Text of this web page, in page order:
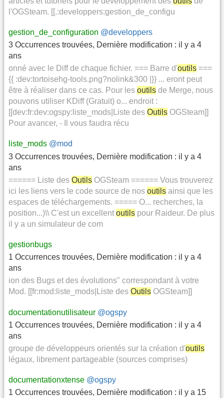
l'OGSteam. [[.:developpers:gestion_de_configu
gestion_de_configuration @developpers
3 Occurrences trouvées, Dernière modification : il y a 4
ans
onné avec le Diff de chaque fichier. === Barre d'outils ===
{{ :dev:tortoisehg-tools.png?nolink&300 |}} ... eront peut
être à réaliser dans ce cas. Pour les outils de Merge, nous
pouvons utiliser KDiff (Gratuit) o... endroit :
[[dev:fr:dev:ogspy:liste_mods|Liste des Outils OGSteam]]
Pour avancer, - Il vous faudra récu
liste_mods @mod
3 Occurrences trouvées, Dernière modification : il y a 4
ans
====== Liste des Outils OGSteam ====== Vous trouverez
ici les liens vers le code source de nos outils ainsi que les
espaces de téléchargements. ===== O... recherches, la
position...)\\ C'est un excellent outils pour Raideur. De plus
il y a un simulateur de com
gestionbugs
1 Occurrences trouvées, Dernière modification : il y a 4
ans
ion des Bugs et des évolutions" correspondant à votre
Mod. [[fr:mod:liste_mods|Liste des Outils OGSteam]]
documentationutilisateur @ogspy
1 Occurrences trouvées, Dernière modification : il y a 4
ans
groupe de développeurs orientés sur la création d'outils
légaux, librement partageable (sources comprises)
documentationxtense @ogspy
1 Occurrences trouvées, Dernière modification : il y a 15